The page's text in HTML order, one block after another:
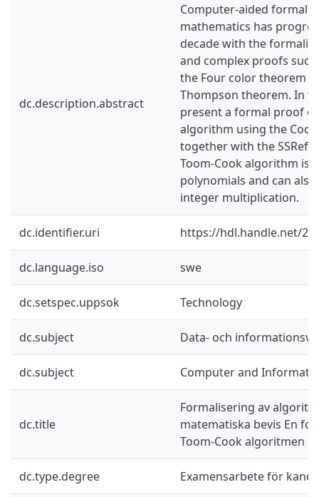
dc.description.abstract
Computer-aided
mathematics has
decade with the
and complex proofs
the Four color theorem
Thompson theorem. In
present a formal proof
algorithm using the Coq
together with the
Toom-Cook algorithm is
polynomials and can
integer multiplication.
dc.identifier.uri https://hdl.handle.net/
dc.language.iso swe
dc.setspec.uppsok Technology
dc.subject Data- och
dc.subject Computer and
dc.title
Formalisering av
matematiska bevis En
Toom-Cook algoritmen i
dc.type.degree Examensarbete för